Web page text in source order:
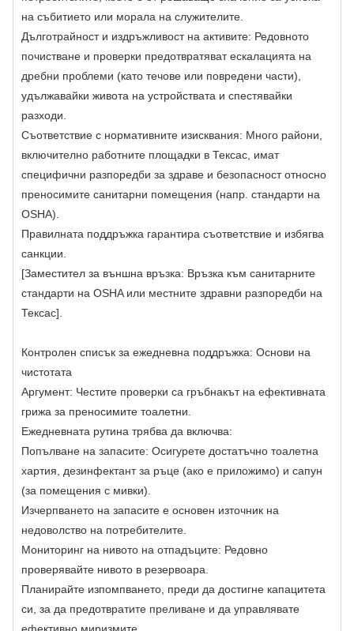
на събитието или морала на служителите.
Дълготрайност и издръжливост на активите: Редовното
почистване и проверки предотвратяват ескалацията на
дребни проблеми (като течове или повредени части),
удължавайки живота на устройствата и спестявайки
разходи.
Съответствие с нормативните изисквания: Много райони,
включително работните площадки в Тексас, имат
специфични разпоредби за здраве и безопасност относно
преносимите санитарни помещения (напр. стандарти на
OSHA).
Правилната поддръжка гарантира съответствие и избягва
санкции.
[Заместител за външна връзка: Връзка към санитарните
стандарти на OSHA или местните здравни разпоредби на
Тексас].
Контролен списък за ежедневна поддръжка: Основи на
чистотата
Аргумент: Честите проверки са гръбнакът на ефективната
грижа за преносимите тоалетни.
Ежедневната рутина трябва да включва:
Попълване на запасите: Осигурете достатъчно тоалетна
хартия, дезинфектант за ръце (ако е приложимо) и сапун
(за помещения с мивки).
Изчерпването на запасите е основен източник на
недоволство на потребителите.
Мониторинг на нивото на отпадъците: Редовно
проверявайте нивото в резервоара.
Планирайте изпомпването, преди да достигне капацитета
си, за да предотвратите преливане и да управлявате